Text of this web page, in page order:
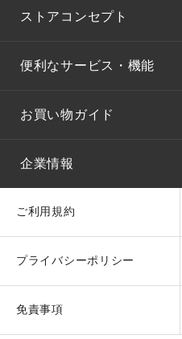
ストアコンセプト
便利なサービス・機能
お買い物ガイド
企業情報
ご利用規約
プライバシーポリシー
免責事項